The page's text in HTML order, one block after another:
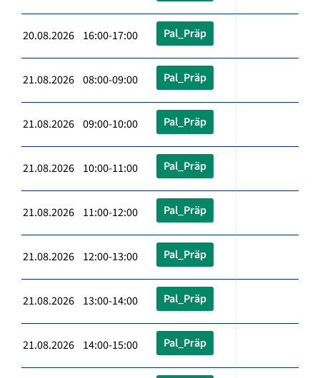
20.08.2026 16:00-17:00 Pal_Präp
21.08.2026 08:00-09:00 Pal_Präp
21.08.2026 09:00-10:00 Pal_Präp
21.08.2026 10:00-11:00 Pal_Präp
21.08.2026 11:00-12:00 Pal_Präp
21.08.2026 12:00-13:00 Pal_Präp
21.08.2026 13:00-14:00 Pal_Präp
21.08.2026 14:00-15:00 Pal_Präp